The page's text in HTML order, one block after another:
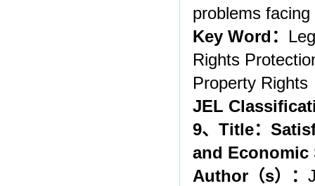
problems
Key Word ：
Rights
Property Rights
JEL
9、 Title：
and
Author （s）：